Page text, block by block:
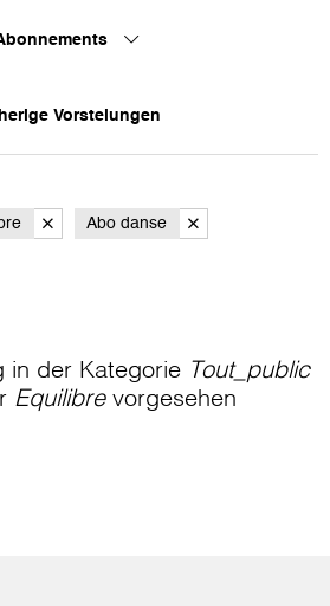
Vorstelungen
Abo danse
in der Kategorie Tout_public
Equilibrevorgesehen